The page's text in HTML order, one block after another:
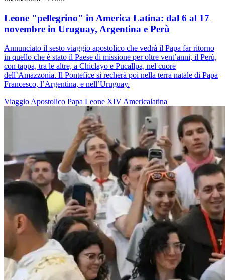
Leone "pellegrino" in America Latina: dal 6 al 17
novembre in Uruguay, Argentina e Perù
Annunciato il sesto viaggio apostolico che vedrà il Papa far ritorno
in quello che è stato il Paese di missione per oltre vent’anni, il Perù,
con tappa, tra le altre, a Chiclayo e Pucallpa, nel cuore
dell’Amazzonia. Il Pontefice si recherà poi nella terra natale di Papa
Francesco, l’Argentina, e nell’Uruguay.
Viaggio Apostolico Papa Leone XIV Americalatina